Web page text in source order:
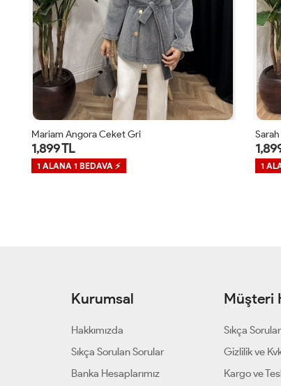
Mariam Angora Ceket Gri
1,899 TL
1 ALANA 1 BEDAVA ⚡ 1
Kurumsal
Hakkımızda
Sıkça Sorulan Sorular
Banka Hesaplarımız
Müşteri
Sıkça
Gizlilik ve
Kargo ve